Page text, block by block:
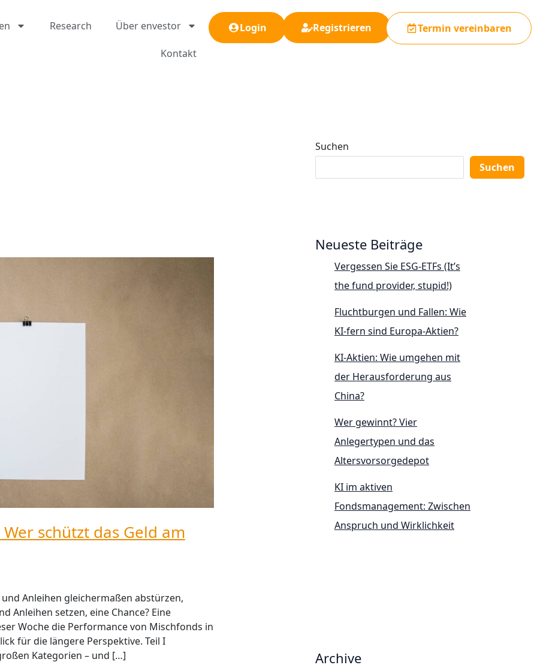
Research Über envestor
Kontakt
Login Registrieren Termin vereinbaren
schützt das Geld am
Anleihen gleichermaßen abstürzen,
Anleihen setzen, eine Chance? Eine
Woche die Performance von Mischfonds in
für die längere Perspektive. Teil I
Kategorien – und […]
Suchen
Suchen
Neueste Beiträge
Vergessen Sie ESG-ETFs (It’s
the fund provider, stupid!)
Fluchtburgen und Fallen: Wie
KI-fern sind Europa-Aktien?
KI-Aktien: Wie umgehen mit
der Herausforderung aus
China?
Wer gewinnt? Vier
Anlegertypen und das
Altersvorsorgedepot
KI im aktiven
Fondsmanagement: Zwischen
Anspruch und Wirklichkeit
Archive